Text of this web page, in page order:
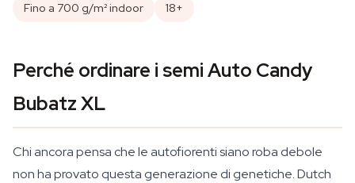
Fino a 700 g/m² indoor
18+
Perché ordinare i semi Auto Candy
Bubatz XL
Chi ancora pensa che le autofiorenti siano roba debole
non ha provato questa generazione di genetiche. Dutch